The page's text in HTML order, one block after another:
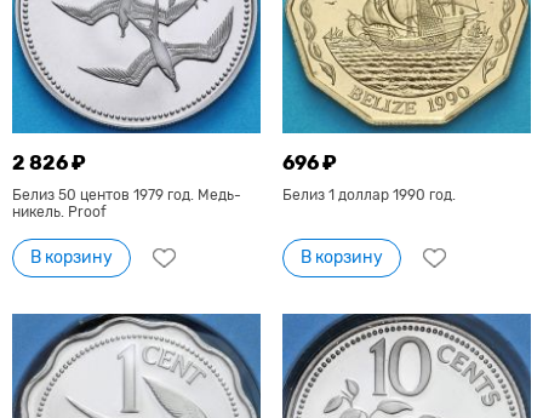
2 826 ₽
Белиз 50 центов 1979 год. Медь-
никель. Proof
В корзину
696 ₽
Белиз 1 доллар 1990 год.
В корзину